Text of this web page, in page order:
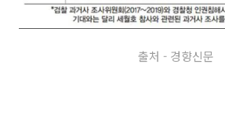
출처 - 경향신문